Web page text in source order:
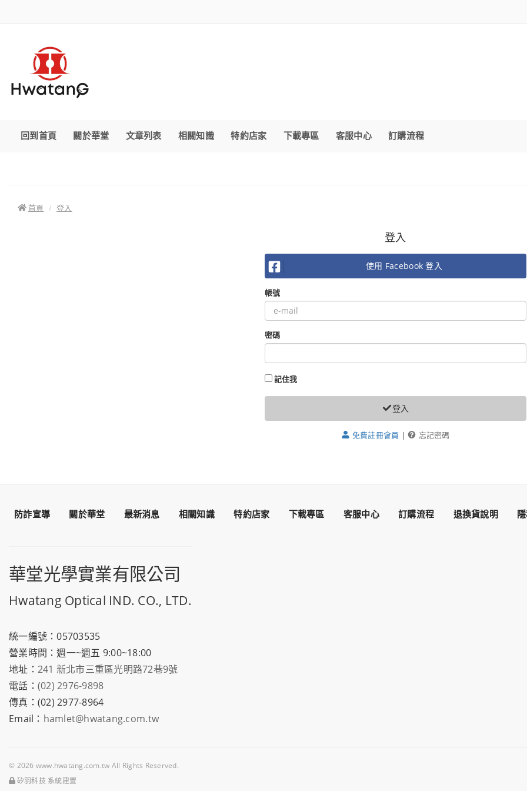
回到首頁 關於華堂 文章列表 相關知識 特約店家 下載專區 客服中心 訂購流程
首頁 登入
登入
使用 Facebook 登入
帳號
密碼
記住我
登入
免費註冊會員 | 忘記密碼
防詐宣導 關於華堂 最新消息 相關知識 特約店家 下載專區 客服中心 訂購流程 退換貨說明
華堂光學實業有限公司
Hwatang Optical IND. CO., LTD.
統一編號：05703535
營業時間：週一~週五 9:00~18:00
地址： 241 新北市三重區光明路72巷9號
電話： (02) 2976-9898
傳真：(02) 2977-8964
Email： hamlet@hwatang.com.tw
© 2026 www.hwatang.com.tw All Rights Reserved.
矽羽科技 系統建置